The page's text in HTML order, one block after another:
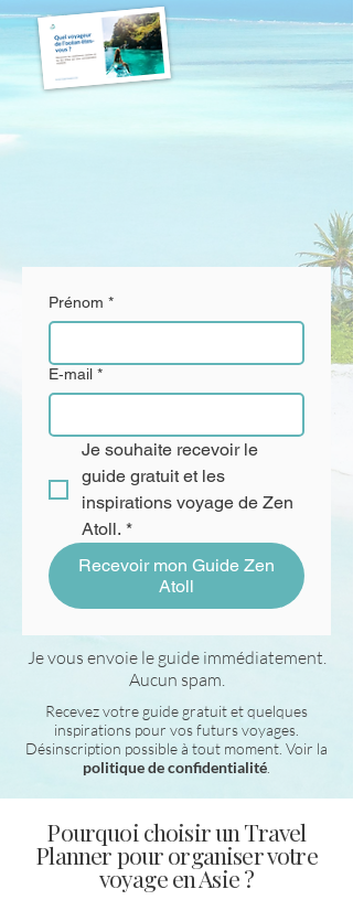
Prénom *
E‑mail *
Je souhaite recevoir le
guide gratuit et les
inspirations voyage de Zen
Atoll. *
Recevoir mon Guide Zen
Atoll
Je vous envoie le guide immédiatement.
Aucun spam.
Recevez votre guide gratuit et quelques
inspirations pour vos futurs voyages.
Désinscription possible à tout moment. Voir la
politique de confidentialité
Pourquoi choisir un Travel
Planner pour organiser votre
voyage en Asie ?